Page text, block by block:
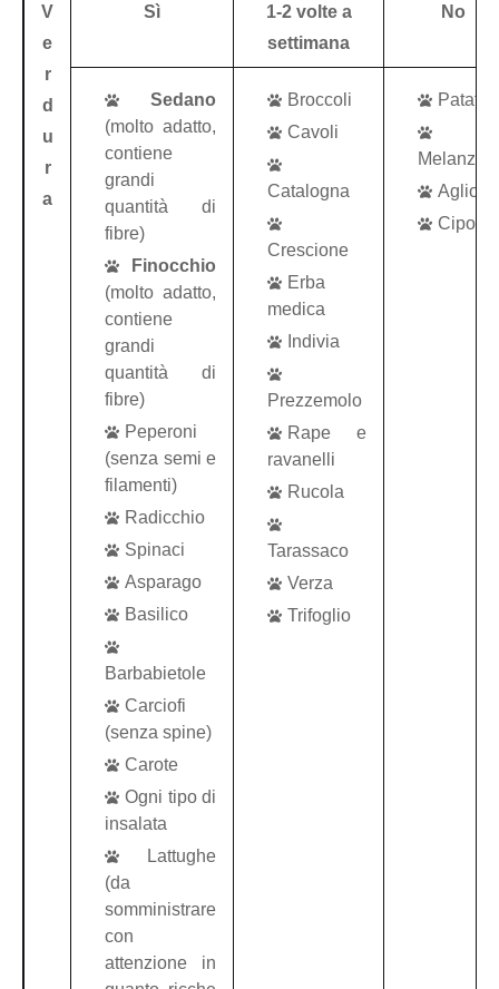
V
e
r
d
u
r
a
Sì
1-2 volte a
settimana
No
Sedano
(molto adatto,
contiene
grandi
quantità di
fibre)
Finocchio
(molto adatto,
contiene
grandi
quantità di
fibre)
Peperoni
(senza semi e
filamenti)
Radicchio
Spinaci
Asparago
Basilico
Barbabietole
Carciofi
(senza spine)
Carote
Ogni tipo di
insalata
Lattughe
(da
somministrare
con
attenzione in
Broccoli
Cavoli
Catalogna
Crescione
Erba
medica
Indivia
Prezzemolo
Rape e
ravanelli
Rucola
Tarassaco
Verza
Trifoglio
Patate
Aglio
Cipolle